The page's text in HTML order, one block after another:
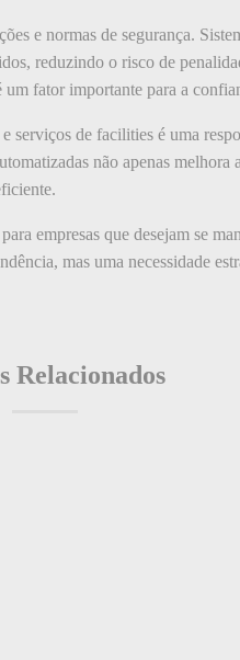
e normas de segurança.
reduzindo o risco de
fator importante para a
serviços de facilities é uma
não apenas
empresas que desejam se
mas uma necessidade
Relacionados